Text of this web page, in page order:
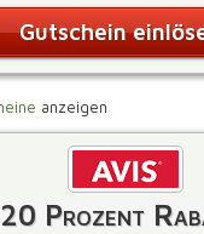
Gutschein
anzeigen
20 Prozent